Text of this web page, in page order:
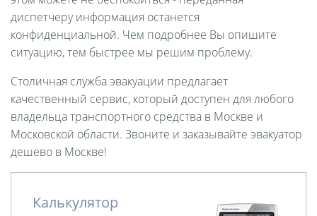
диспетчеру информация останется
конфиденциальной. Чем подробнее Вы опишите
ситуацию, тем быстрее мы решим проблему.
Столичная служба эвакуации предлагает
качественный сервис, который доступен для любого
владельца транспортного средства в Москве и
Московской области. Звоните и заказывайте эвакуатор
дешево в Москве!
Калькулятор